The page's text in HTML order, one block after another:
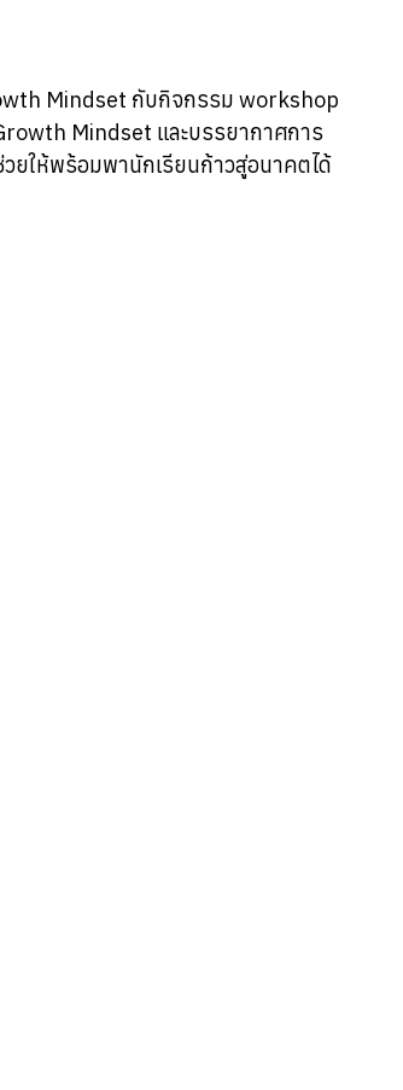
Mindset กับกิจกรรม workshop
Mindset และบรรยากาศการ
วยให้พร้อมพานักเรียนก้าวสู่อนาคตได้